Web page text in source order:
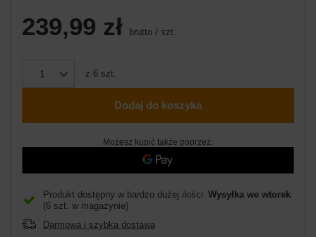
239,99 zł brutto / szt.
z 6 szt.
Dodaj do koszyka
Możesz kupić także poprzez:
Produkt dostępny w bardzo dużej ilości Wysyłka we wtorek
(6 szt. w magazynie)
Darmowa i szybka dostawa